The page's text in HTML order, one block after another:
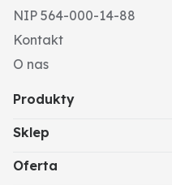
NIP 564-000-14-88
Kontakt
O nas
Produkty
Sklep
Oferta